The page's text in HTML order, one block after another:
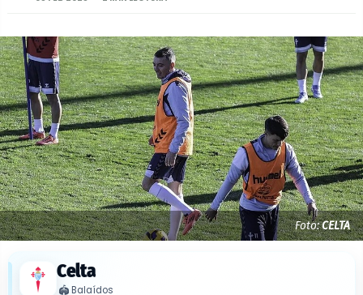
Foto:CELTA
Celta
🏟️Balaídos